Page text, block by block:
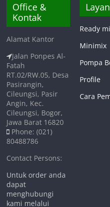
Office &
Kontak
Alamat Kantor
Jalan Ponpes Al-
Fatah
RT.02/RW.05, Desa
Pasirangin,
Cileungsi, Pasir
Angin, Kec.
Cileungsi, Bogor,
Jawa Barat 16820
Phone: (021)
80488786
Contact Persons:
Untuk order anda
dapat
menghubungi
kami melalui
Ready
Minimix
Pompa
Profile
Cara